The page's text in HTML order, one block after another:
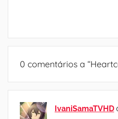
0 comentários a “
IvaniSamaTVHD